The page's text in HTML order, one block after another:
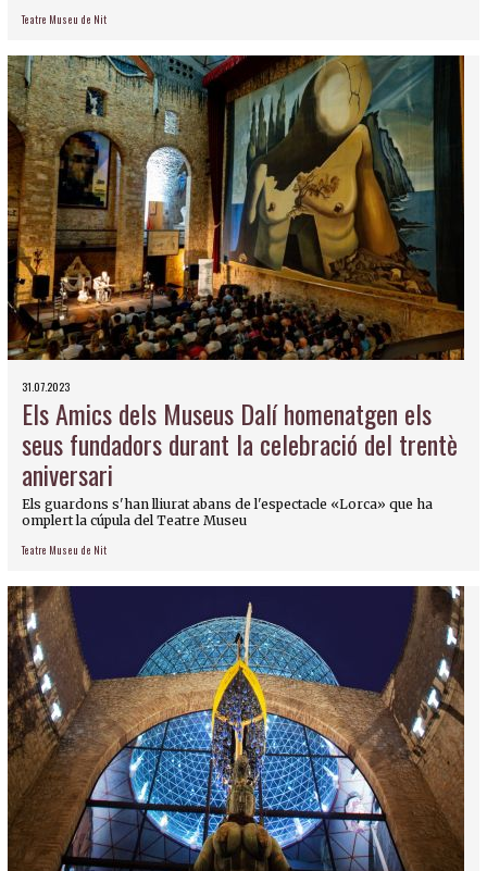
Teatre Museu de Nit
31.07.2023
Els Amics dels Museus Dalí homenatgen els
seus fundadors durant la celebració del trentè
aniversari
Els guardons s'han lliurat abans de l'espectacle «Lorca» que ha
omplert la cúpula del Teatre Museu
Teatre Museu de Nit